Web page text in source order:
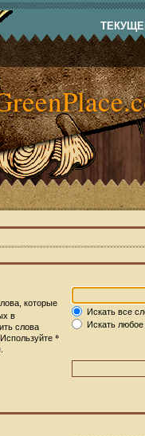
которые
в
слова
*
Искать все
Искать